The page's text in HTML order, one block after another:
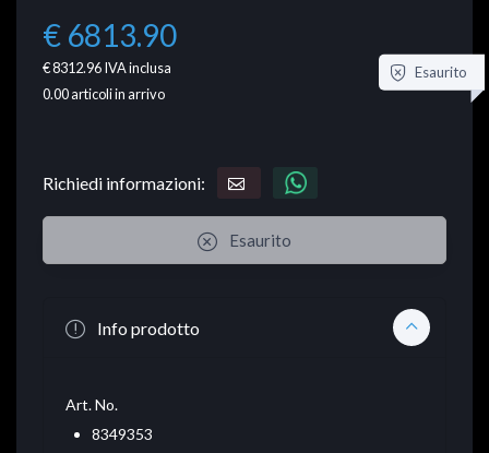
€ 6813.90
€ 8312.96IVA inclusa
0.00articoli in arrivo
Esaurito
Richiedi informazioni:
Esaurito
Info prodotto
Art. No.
8349353